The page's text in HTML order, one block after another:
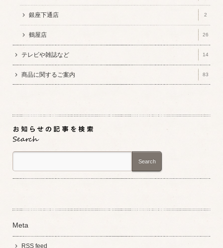
銀座下通店 2
鶴屋店 26
テレビや雑誌など 14
商品に関するご案内 83
Search
Meta
RSS feed